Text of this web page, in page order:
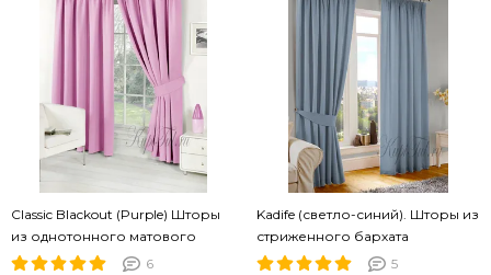
Classic Blackout (Purple) Шторы
из однотонного матового
блэкаута
6
Kadife (светло-синий). Шторы из
стриженного бархата
5